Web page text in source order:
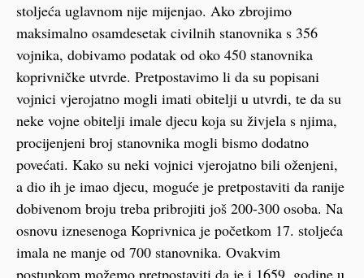
stoljeća uglavnom nije mijenjao. Ako zbrojimo
maksimalno osamdesetak civilnih stanovnika s 356
vojnika, dobivamo podatak od oko 450 stanovnika
koprivničke utvrde. Pretpostavimo li da su popisani
vojnici vjerojatno mogli imati obitelji u utvrdi, te da su
neke vojne obitelji imale djecu koja su živjela s njima,
procijenjeni broj stanovnika mogli bismo dodatno
povećati. Kako su neki vojnici vjerojatno bili oženjeni,
a dio ih je imao djecu, moguće je pretpostaviti da ranije
dobivenom broju treba pribrojiti još 200-300 osoba. Na
osnovu iznesenoga Koprivnica je početkom 17. stoljeća
imala ne manje od 700 stanovnika. Ovakvim